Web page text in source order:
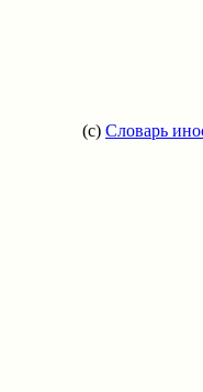
(c) Словарь